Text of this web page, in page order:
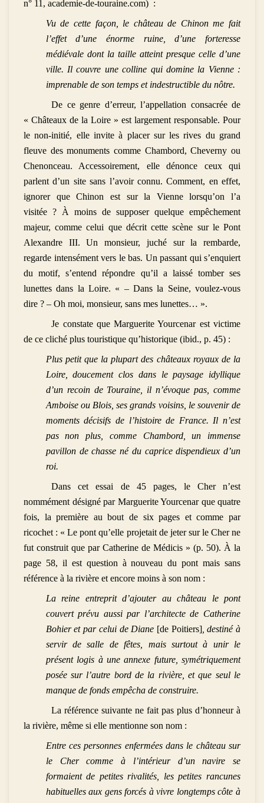
n° 11, academie-de-touraine.com) :
Vu de cette façon, le château de Chinon me fait
l’effet d’une énorme ruine, d’une forteresse
médiévale dont la taille atteint presque celle d’une
ville. Il couvre une colline qui domine la Vienne :
imprenable de son temps et indestructible du nôtre.
De ce genre d’erreur, l’appellation consacrée de
« Châteaux de la Loire » est largement responsable. Pour
le non-initié, elle invite à placer sur les rives du grand
fleuve des monuments comme Chambord, Cheverny ou
Chenonceau. Accessoirement, elle dénonce ceux qui
parlent d’un site sans l’avoir connu. Comment, en effet,
ignorer que Chinon est sur la Vienne lorsqu’on l’a
visitée ? À moins de supposer quelque empêchement
majeur, comme celui que décrit cette scène sur le Pont
Alexandre III. Un monsieur, juché sur la rembarde,
regarde intensément vers le bas. Un passant qui s’enquiert
du motif, s’entend répondre qu’il a laissé tomber ses
lunettes dans la Loire. « – Dans la Seine, voulez-vous
dire ? – Oh moi, monsieur, sans mes lunettes… ».
Je constate que Marguerite Yourcenar est victime
de ce cliché plus touristique qu’historique (ibid., p. 45) :
Plus petit que la plupart des châteaux royaux de la
Loire, doucement clos dans le paysage idyllique
d’un recoin de Touraine, il n’évoque pas, comme
Amboise ou Blois, ses grands voisins, le souvenir de
moments décisifs de l’histoire de France. Il n’est
pas non plus, comme Chambord, un immense
pavillon de chasse né du caprice dispendieux d’un
roi.
Dans cet essai de 45 pages, le Cher n’est
nommément désigné par Marguerite Yourcenar que quatre
fois, la première au bout de six pages et comme par
ricochet : « Le pont qu’elle projetait de jeter sur le Cher ne
fut construit que par Catherine de Médicis » (p. 50). À la
page 58, il est question à nouveau du pont mais sans
référence à la rivière et encore moins à son nom :
La reine entreprit d’ajouter au château le pont
couvert prévu aussi par l’architecte de Catherine
Bohier et par celui de Diane [de Poitiers], destiné à
servir de salle de fêtes, mais surtout à unir le
présent logis à une annexe future, symétriquement
posée sur l’autre bord de la rivière, et que seul le
manque de fonds empêcha de construire.
La référence suivante ne fait pas plus d’honneur à
la rivière, même si elle mentionne son nom :
Entre ces personnes enfermées dans le château sur
le Cher comme à l’intérieur d’un navire se
formaient de petites rivalités, les petites rancunes
habituelles aux gens forcés à vivre longtemps côte à